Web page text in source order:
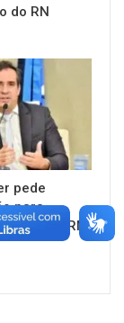
do RN
pede
para
do RN